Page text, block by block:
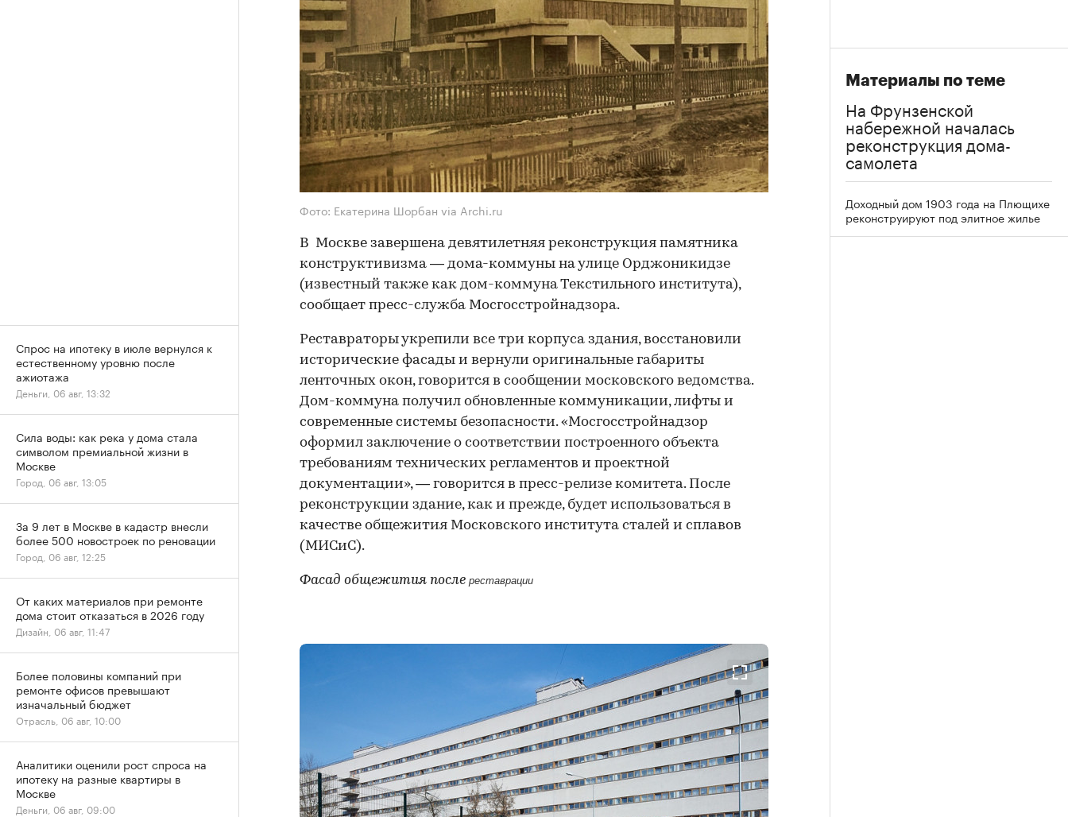
Фото: Екатерина Шорбан via Archi.ru
В Москве завершена девятилетняя реконструкция памятника
конструктивизма — дома-коммуны на улице Орджоникидзе
(известный также как дом-коммуна Текстильного института),
сообщает пресс-служба Мосгосстройнадзора.
Реставраторы укрепили все три корпуса здания, восстановили
исторические фасады и вернули оригинальные габариты
ленточных окон, говорится в сообщении московского ведомства.
Дом-коммуна получил обновленные коммуникации, лифты и
современные системы безопасности. «Мосгосстройнадзор
оформил заключение о соответствии построенного объекта
требованиям технических регламентов и проектной
документации», — говорится в пресс-релизе комитета. После
реконструкции здание, как и прежде, будет использоваться в
качестве общежития Московского института сталей и сплавов
(МИСиС).
Фасад общежития после реставрации
Материалы по теме
На Фрунзенской
набережной началась
реконструкция дома-
самолета
Доходный дом 1903 года на Плющихе
реконструируют под элитное жилье
Спрос на ипотеку в июле вернулся к
естественному уровню после
ажиотажа
Деньги, 06 авг, 13:32
Сила воды: как река у дома стала
символом премиальной жизни в
Москве
Город, 06 авг, 13:05
За 9 лет в Москве в кадастр внесли
более 500 новостроек по реновации
Город, 06 авг, 12:25
От каких материалов при ремонте
дома стоит отказаться в 2026 году
Дизайн, 06 авг, 11:47
Более половины компаний при
ремонте офисов превышают
изначальный бюджет
Отрасль, 06 авг, 10:00
Аналитики оценили рост спроса на
ипотеку на разные квартиры в
Москве
Деньги, 06 авг, 09:00